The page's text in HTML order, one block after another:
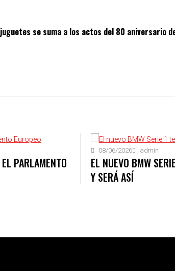
se suma a los actos del 80 aniversario
PARLAMENTO
08/06/2026 admin
EL NUEVO BMW
Y SERÁ ASÍ